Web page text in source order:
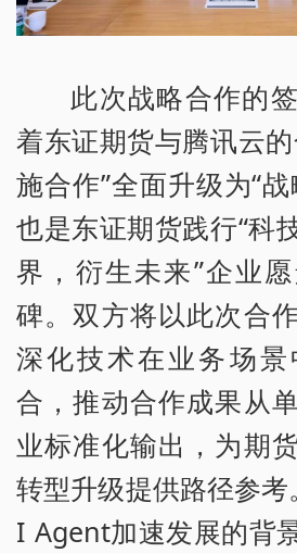
此次战略合作的
着东证期货与腾讯云
施合作”全面升级为“战
也是东证期货践行“科
界，衍生未来”企业
碑。双方将以此次合
深化技术在业务场
合，推动合作成果从
业标准化输出，为期
转型升级提供路径参
I Agent加速发展的背